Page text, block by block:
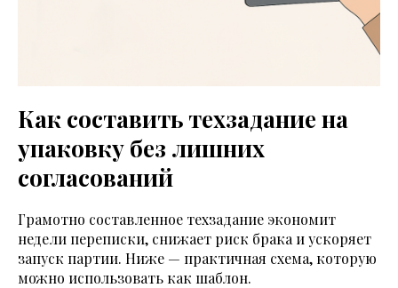
Как составить техзадание на
упаковку без лишних
согласований
Грамотно составленное техзадание экономит
недели переписки, снижает риск брака и ускоряет
запуск партии. Ниже — практичная схема, которую
можно использовать как шаблон.